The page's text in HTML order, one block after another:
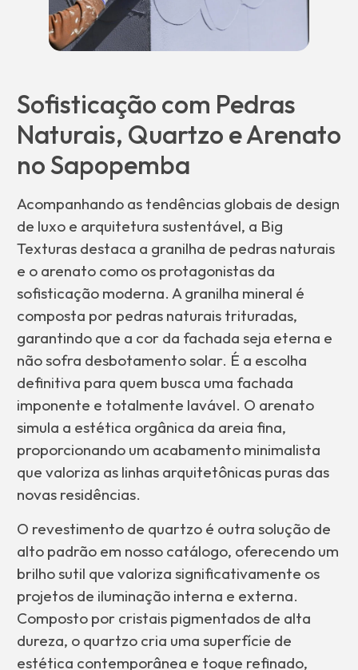
Sofisticação com Pedras
Naturais, Quartzo e Arenato
no Sapopemba
Acompanhando as tendências globais de design
de luxo e arquitetura sustentável, a Big
Texturas destaca a granilha de pedras naturais
e o arenato como os protagonistas da
sofisticação moderna. A granilha mineral é
composta por pedras naturais trituradas,
garantindo que a cor da fachada seja eterna e
não sofra desbotamento solar. É a escolha
definitiva para quem busca uma fachada
imponente e totalmente lavável. O arenato
simula a estética orgânica da areia fina,
proporcionando um acabamento minimalista
que valoriza as linhas arquitetônicas puras das
novas residências.
O revestimento de quartzo é outra solução de
alto padrão em nosso catálogo, oferecendo um
brilho sutil que valoriza significativamente os
projetos de iluminação interna e externa.
Composto por cristais pigmentados de alta
dureza, o quartzo cria uma superfície de
estética contemporânea e toque refinado,